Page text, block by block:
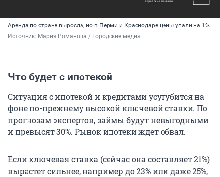
Аренда по стране выросла, но в Перми и Краснодаре цены упали на 1%
Источник: Мария Романова / Городские медиа
Что будет с ипотекой
Ситуация с ипотекой и кредитами усугубится на
фоне по-прежнему высокой ключевой ставки. По
прогнозам экспертов, займы будут невыгодными
и превысят 30%. Рынок ипотеки ждет обвал.
Если ключевая ставка (сейчас она составляет 21%)
вырастет сильнее, например до 23% или даже 25%,